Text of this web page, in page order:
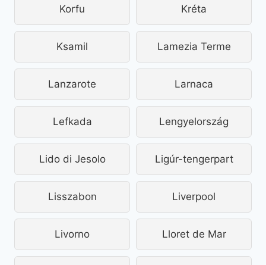
Korfu Kréta
Ksamil Lamezia Terme
Lanzarote Larnaca
Lefkada Lengyelország
Lido di Jesolo Ligúr-tengerpart
Lisszabon Liverpool
Livorno Lloret de Mar